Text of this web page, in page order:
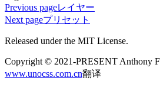
Previous pageレイヤー
Next pageプリセット
Released under the MIT License.
Copyright © 2021-PRESENT Anthony
www.unocss.com.cn翻译